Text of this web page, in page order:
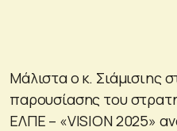
Μάλιστα ο κ. Σιάμισιης
παρουσίασης του
ΕΛΠΕ – «VISION 2025»